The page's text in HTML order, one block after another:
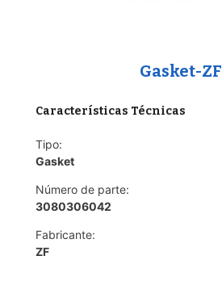
Gasket-ZF
Características Técnicas
Tipo:
Gasket
Número de parte:
3080306042
Fabricante:
ZF